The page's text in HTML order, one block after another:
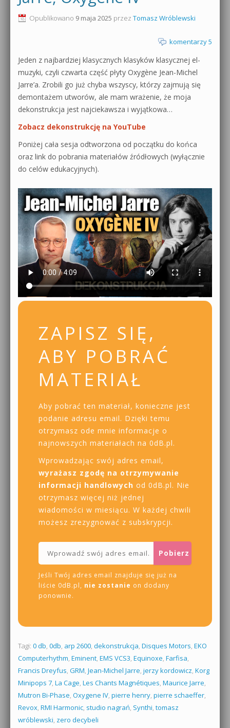
Produkcja muzyczna od podstaw
Sound Forge od podstaw
Dubstep z syntezatorem Massive
Kontakt 5 Kompendium
0dB.pl - informacje
Materiały dla mediów
Archiwum aktualności
Polityka prywatności
Regulamin
Działanie sklepu internetowego
Opublikowano 9 maja 2025 przez Tomasz Wróblewski
komentarzy 5
Jeden z najbardziej klasycznych klasyków klasycznej el-
muzyki, czyli czwarta część płyty Oxygène Jean-Michel
Jarre’a. Zrobili go już chyba wszyscy, którzy zajmują się
demontażem utworów, ale mam wrażenie, że moja
dekonstrukcja jest najciekawsza i wyjątkowa…
Zobacz dekonstrukcję na YouTube
Poniżej cała sesja odtworzona od początku do końca
oraz link do pobrania materiałów źródłowych (wyłącznie
do celów edukacyjnych).
ZAPISZ SIĘ,
ABY POBRAĆ
MATERIAŁ
Aby pobrać ten materiał, konieczne jest
podanie adresu email. Dzięki temu
otrzymasz ode mnie informacje o
najnowszych materiałach na 0dB.pl.
Wprowadzając swój adres email,
wyrażasz zgodę na otrzymywanie
informacji handlowych od 0dB.pl. Nie
otrzymasz więcej niż jednej
wiadomości w miesiącu. W każdej chwili
możesz zrezygnować z subskrypcji.
Jeśli Twój adres email znajduje się już na
liście 0dB.pl, nie zostanie on dodany
ponownie.
Tagi: 0 db, 0db, arp 2600, dekonstrukcja, Disques Motors, EKO
Computerhythm, Eminent, EMS VCS3, Equinoxe, Farfisa,
Francis Dreyfus, GRM, Jean-Michel Jarre, jerzy kordowicz, Korg
Minipops 7, La Cage, Les Chants Magnétiques, Maurice Jarre,
Mutron Bi-Phase, Oxygene IV, pierre henry, pierre schaeffer,
Revox, RMI Harmonic, studio nagrań, Synthi, tomasz
wróblewski, zero decybeli